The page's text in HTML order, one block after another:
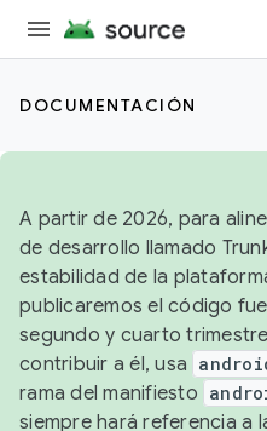
DOCUMENTACIÓN
A partir de 2026, para
de desarrollo llamado
estabilidad de la
publicaremos el código
segundo y cuarto
contribuir a él, usa
rama del manifiesto
siempre hará referencia a